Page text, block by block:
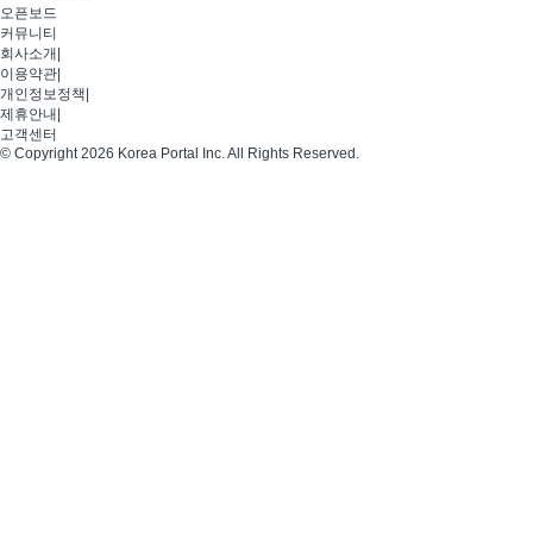
오픈보드
커뮤니티
회사소개
이용약관
개인정보정책
제휴안내
고객센터
© Copyright 2026 Korea Portal Inc. All Rights Reserved.